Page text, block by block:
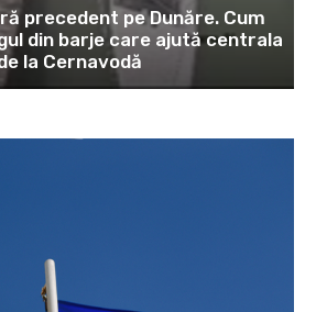
precedent pe Dunăre. Cum
din barje care ajută centrala
la Cernavodă